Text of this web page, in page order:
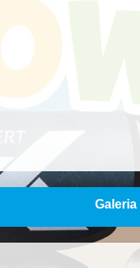
Galeria